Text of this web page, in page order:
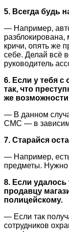
5. Всегда будь
— Например,
кричи, опять же
себе. Делай всё
руководитель
6. Если у тебя с
так, что
же
— В данном
СМС — в
7. Старайся
— Например,
предметы.
8. Если
продавцу
полицейскому.
— Если так
сотрудников